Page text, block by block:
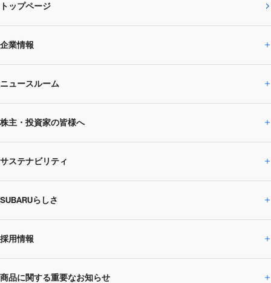
トップページ
企業情報
企業情報トップ
SUBARUのありたい姿
SUBARU 2025方針
事業所・関係会社
ニュースルーム
ニュースルームトップ
ニュースリリース
閉じる
株主・投資家の皆様へ
株主・投資家の皆様へトップ
企業・経営
IRライブラリー
サステナビリティ
サステナビリティトップ
CEOサステナビリティ
SUBARUらしさ
SUBARUらしさトップ
SUBARUびと
採用情報
採用情報トップ
商品に関する重要なお知らせ